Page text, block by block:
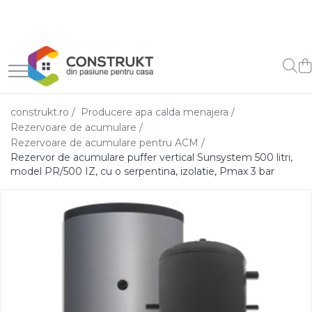
Toate Produsele
Incalzire
Centrale termice
Termoseminee, seminee si sobe
Cazane pe combustibil solid
Cazane pe combustibil
gazos/lichid
Aeroterme si destratificatoare
Panouri radiante si incalzitoare
construkt.ro / Producere apa calda menajera /
Rezervoare de acumulare /
Rezervoare de acumulare pentru ACM /
Rezervor de acumulare puffer vertical Sunsystem 500 litri,
model PR/500 IZ, cu o serpentina, izolatie, Pmax 3 bar